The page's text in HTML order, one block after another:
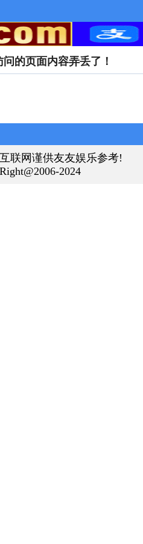
问的页面内容弄丢了！
联网谨供友友娱乐参考!
2024